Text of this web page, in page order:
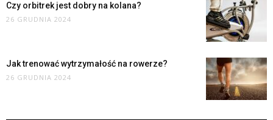
Czy orbitrek jest dobry na kolana?
26 GRUDNIA 2024
Jak trenować wytrzymałość na rowerze?
26 GRUDNIA 2024